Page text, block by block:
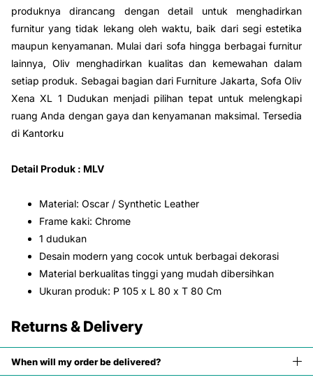
produknya dirancang dengan detail untuk menghadirkan
furnitur yang tidak lekang oleh waktu, baik dari segi estetika
maupun kenyamanan. Mulai dari sofa hingga berbagai furnitur
lainnya, Oliv menghadirkan kualitas dan kemewahan dalam
setiap produk. Sebagai bagian dari Furniture Jakarta, Sofa Oliv
Xena XL 1 Dudukan menjadi pilihan tepat untuk melengkapi
ruang Anda dengan gaya dan kenyamanan maksimal. Tersedia
di Kantorku
Detail Produk : MLV
Material: Oscar / Synthetic Leather
Frame kaki: Chrome
1 dudukan
Desain modern yang cocok untuk berbagai dekorasi
Material berkualitas tinggi yang mudah dibersihkan
Ukuran produk: P 105 x L 80 x T 80 Cm
Returns & Delivery
When will my order be delivered?